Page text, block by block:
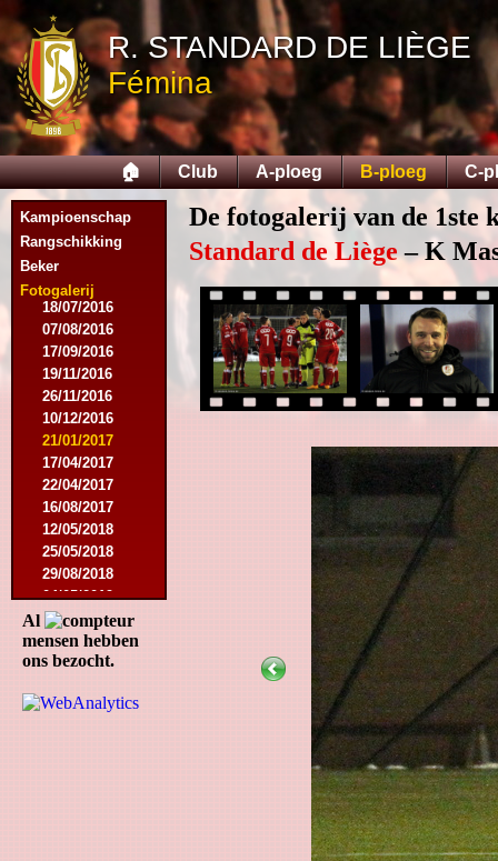
R. STANDARD DE LIÈGE
Fémina
🏠 Club A-ploeg B-ploeg C-
Kampioenschap
Rangschikking
Beker
Fotogalerij
20/07/2015
01/08/2015
11/08/2015
29/08/2015
05/09/2015
11/11/2015
28/11/2015
27/02/2016
12/03/2016
19/03/2016
09/04/2016
23/04/2016
30/04/2016
18/07/2016
07/08/2016
17/09/2016
19/11/2016
26/11/2016
10/12/2016
21/01/2017
17/04/2017
22/04/2017
16/08/2017
12/05/2018
25/05/2018
29/08/2018
04/05/2019
27/07/2019
07/09/2019
23/11/2019
Al
mensen hebben
ons bezocht.
De fotogalerij van de 1ste
Standard de Liège– K